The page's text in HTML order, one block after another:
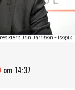
Jan Jambon – Isopix
om 14:37